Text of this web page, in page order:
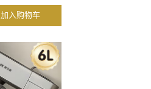
加入购物车